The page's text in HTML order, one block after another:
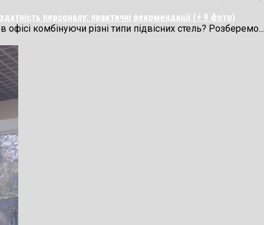
персоналу: практичні рекомендації (+ 9 фото)
комбінуючи різні типи підвісних стель? Розберемо...